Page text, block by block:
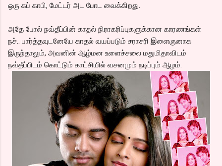
ஒரு கப் காபி, மேட்டர் அட போட வைக்கிறது.
அதே போல் நவ்தீப்பின் காதல் நிராகரிப்புகளுக்கான காரணங்கள்
நச்.. பார்த்தவுடனேயே காதல் வயப்படும் சராசரி இளைஞனாக
இருந்தாலும், அவனின் ஆழ்மன உளைச்சலை மதுமிதாவிடம்
நவ்தீப்பிடம் கொட்டும் காட்சியில் வசனமும் நடிப்பும் ஆழம்.